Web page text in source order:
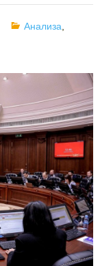
Categories
Анализа